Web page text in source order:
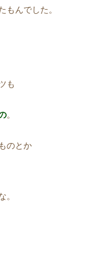
もんでした。
も
。
のとか
。